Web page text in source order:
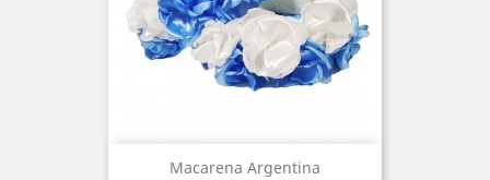
Macarena Argentina